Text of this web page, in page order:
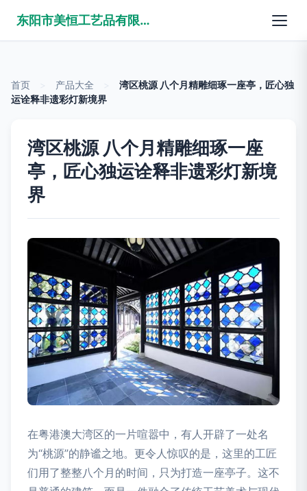
东阳市美恒工艺品有限公司
首页 产品大全
湾区桃源 八个月精雕细琢一座亭，匠心独
运诠释非遗彩灯新境界
湾区桃源 八个月精雕细琢一座
亭，匠心独运诠释非遗彩灯新境
界
在粤港澳大湾区的一片喧嚣中，有人开辟了一处名
为“桃源”的静谧之地。更令人惊叹的是，这里的工匠
们用了整整八个月的时间，只为打造一座亭子。这不